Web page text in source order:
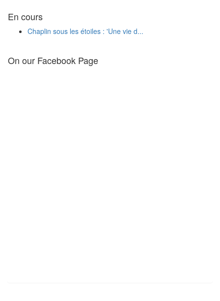
En cours
Chaplin sous les étoiles : 'Une vie d...
On our Facebook Page